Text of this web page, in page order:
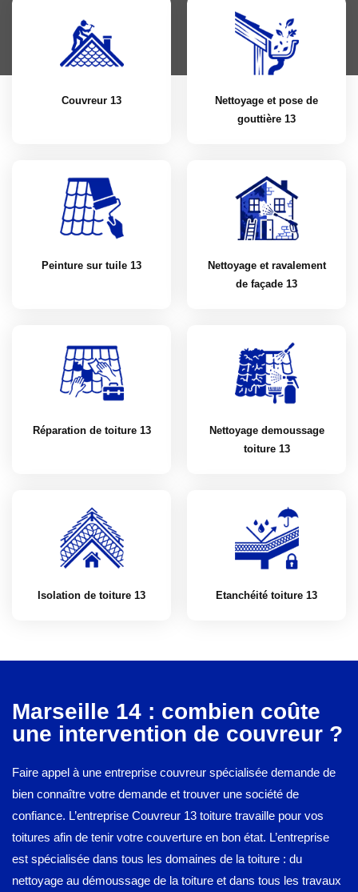
Couvreur 13
Nettoyage et pose de
gouttière 13
Peinture sur tuile 13
Nettoyage et ravalement
de façade 13
Réparation de toiture 13
Nettoyage demoussage
toiture 13
Isolation de toiture 13 Etanchéité toiture 13
Marseille 14 : combien coûte
une intervention de couvreur ?
Faire appel à une entreprise couvreur spécialisée demande de
bien connaître votre demande et trouver une société de
confiance. L’entreprise Couvreur 13 toiture travaille pour vos
toitures afin de tenir votre couverture en bon état. L’entreprise
est spécialisée dans tous les domaines de la toiture : du
nettoyage au démoussage de la toiture et dans tous les travaux